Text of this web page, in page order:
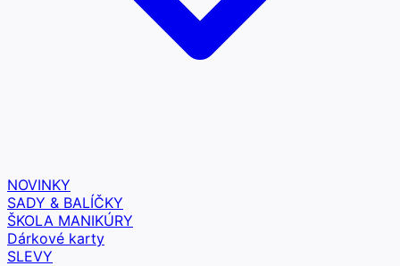
NOVINKY
SADY & BALÍČKY
ŠKOLA MANIKÚRY
Dárkové karty
SLEVY